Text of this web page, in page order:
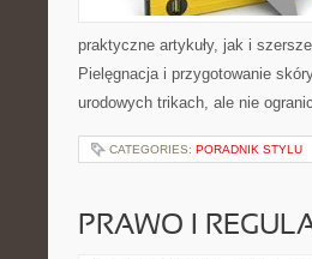
praktyczne artykuły, jak i
Pielęgnacja i przygotowanie
urodowych trikach, ale nie
CATEGORIES: PORADNIK STYLU
PRAWO I